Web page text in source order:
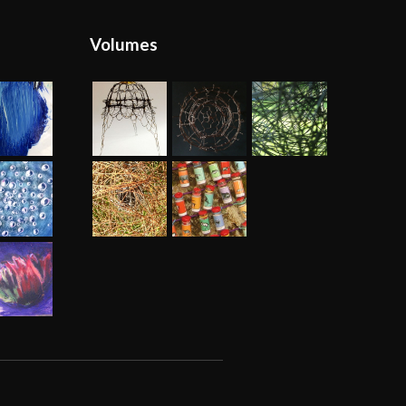
Volumes